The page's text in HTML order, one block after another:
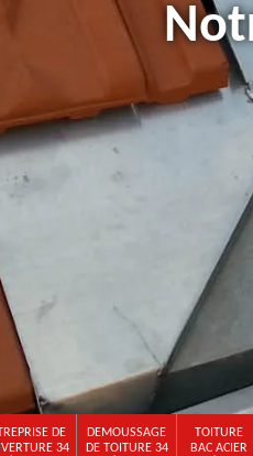
DE
34
DEMOUSSAGE
DE TOITURE 34
TOITURE
BAC ACIER